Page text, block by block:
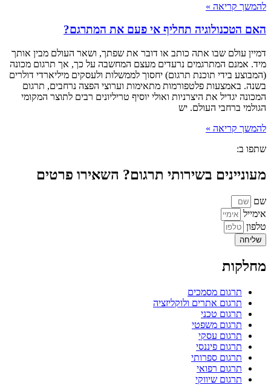
להמשך קריאה »
האם הטכנולוגיה תחליף אי פעם את המתרגם?
דמיין עולם שבו אתה כותב או דובר את שפתך, ושאר העולם מבין אותך
מיד. אמנם המתרגמים נרעדים מעצם המחשבה על כך, אך תרגום מכונה
(המבוצע בידי תוכנת תרגום) יחסוך לממשלות ולעסקים מיליארדי דולרים
בשנה. באמצעות פלטפורמות מתאימות וערוצי הפצה נרחבים, תרגום
המכונה יגדיל את היצרניות ואולי יוסיף טריליונים רבים לתוצר המקומי
הגולמי ברחבי העולם. יש
להמשך קריאה »
שתפו ב:
מעוניינים בשירותי תרגום? השאירו פרטים
שם
אימייל
טלפון
שליחה
מחלקות
תרגום מסמכים
תרגום אתרים ולוקליזציה
תרגום טכני
תרגום משפטי
תרגום עסקי
תרגום פיננסי
תרגום ספרותי
תרגום רפואי
תרגום שיווקי